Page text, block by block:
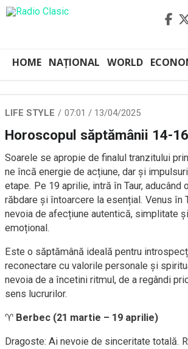
HOME NAȚIONAL WORLD
LIFE STYLE 07:01 / 13/04/2025
Horoscopul săptămânii 14-
Soarele se apropie de finalul tranzitului
ne încă energie de acțiune, dar și
etape. Pe 19 aprilie, intră în Taur, aducând
răbdare și întoarcere la esențial. Venus în
nevoia de afecțiune autentică, simplitate
emoțional.
Este o săptămână ideală pentru
reconectare cu valorile personale și
nevoia de a încetini ritmul, de a regândi
sens lucrurilor.
♈ Berbec (21 martie – 19 aprilie)
Dragoste: Ai nevoie de sinceritate totală.